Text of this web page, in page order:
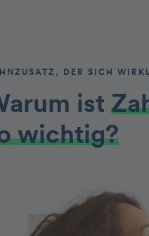
DER SICH
ist
wichtig?